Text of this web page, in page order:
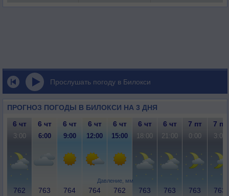
Прослушать погоду в Билокси
ПРОГНОЗ ПОГОДЫ В БИЛОКСИ НА 3 ДНЯ
Давление, мм
6 чт 6 чт 6 чт 6 чт 6 чт 6 чт 6 чт 7 пт 7 пт
3:00 6:00 9:00 12:00 15:00 18:00 21:00 0:00 3:00
762 763 764 764 762 763 763 763 763